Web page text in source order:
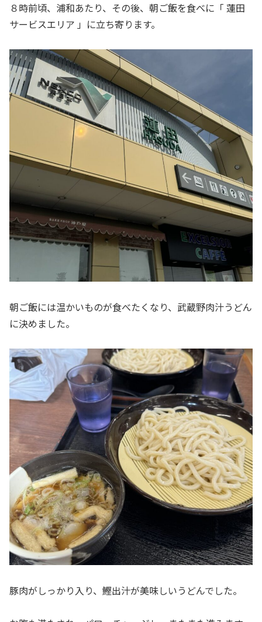
８時前頃、浦和あたり、その後、朝ご飯を食べに「 蓮田
サービスエリア 」に立ち寄ります。
朝ご飯には温かいものが食べたくなり、武蔵野肉汁うどん
に決めました。
豚肉がしっかり入り、鰹出汁が美味しいうどんでした。